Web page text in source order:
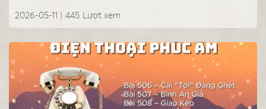
2026-05-11 | Lượt xem
445